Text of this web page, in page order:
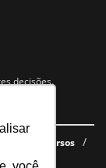
decisões.
Cursos